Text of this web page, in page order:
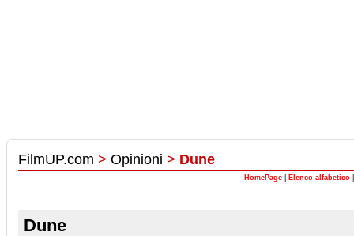
FilmUP.com > Opinioni > Dune
HomePage Elenco alfabetico
Dune